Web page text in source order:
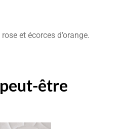
et écorces d’orange.
être